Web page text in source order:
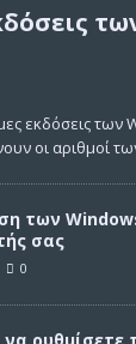
εκδόσεις
οι αριθμοί
των
σας
0